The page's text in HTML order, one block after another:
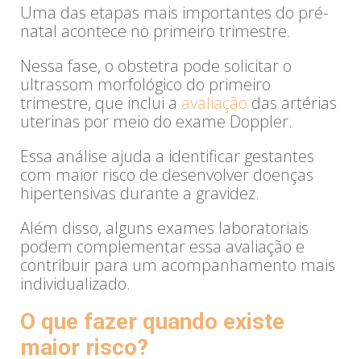
Uma das etapas mais importantes do pré-
natal acontece no primeiro trimestre.
Nessa fase, o obstetra pode solicitar o
ultrassom morfológico do primeiro
trimestre, que inclui a avaliação das artérias
uterinas por meio do exame Doppler.
Essa análise ajuda a identificar gestantes
com maior risco de desenvolver doenças
hipertensivas durante a gravidez.
Além disso, alguns exames laboratoriais
podem complementar essa avaliação e
contribuir para um acompanhamento mais
individualizado.
O que fazer quando existe
maior risco?